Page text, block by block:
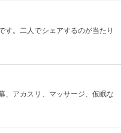
す。二人でシェアするのが当たり
、アカスリ、マッサージ、仮眠な